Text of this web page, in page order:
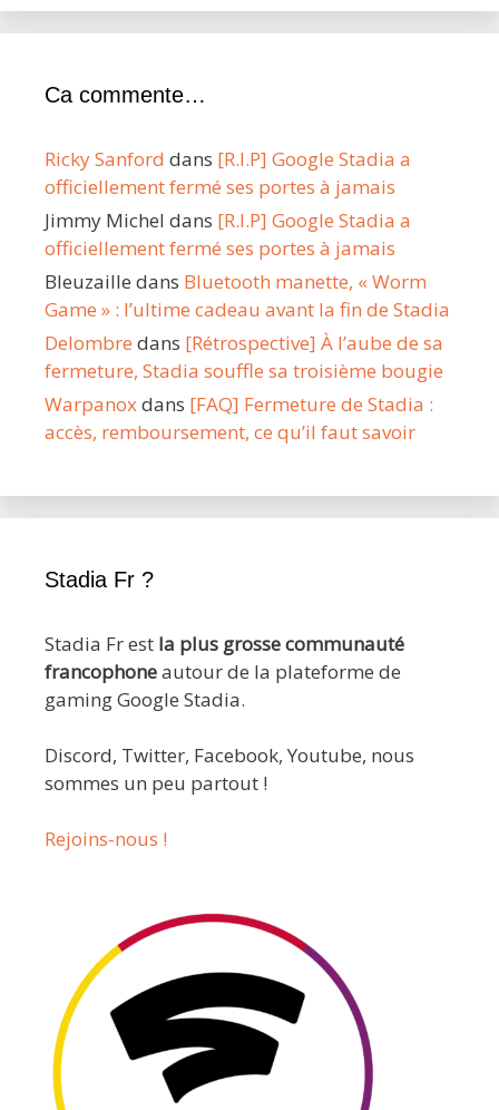
Ca commente…
Ricky Sanford dans [R.I.P] Google Stadia a
officiellement fermé ses portes à jamais
Jimmy Michel dans [R.I.P] Google Stadia a
officiellement fermé ses portes à jamais
Bleuzaille dans Bluetooth manette, « Worm
Game » : l’ultime cadeau avant la fin de Stadia
Delombre dans [Rétrospective] À l’aube de sa
fermeture, Stadia souffle sa troisième bougie
Warpanoxdans [FAQ] Fermeture de Stadia :
accès, remboursement, ce qu’il faut savoir
Stadia Fr ?
Stadia Fr est la plus grosse communauté
francophoneautour de la plateforme de
gaming Google Stadia.
Discord, Twitter, Facebook, Youtube, nous
sommes un peu partout !
Rejoins-nous !